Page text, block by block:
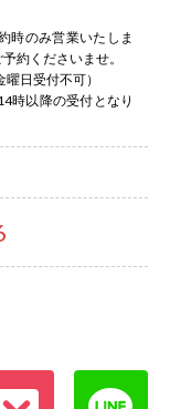
時のみ営業いたしま
約くださいませ。
日受付不可）
時以降の受付となり